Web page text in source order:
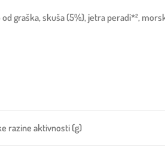
graška, skuša (5%), jetra peradi*²,
razine aktivnosti (g)